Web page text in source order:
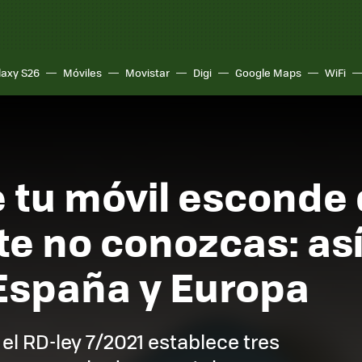
S26 Móviles Movistar Digi Google Maps WiFi
tu móvil
no conozcas:
y Europa
RD-ley 7/2021 establece tres